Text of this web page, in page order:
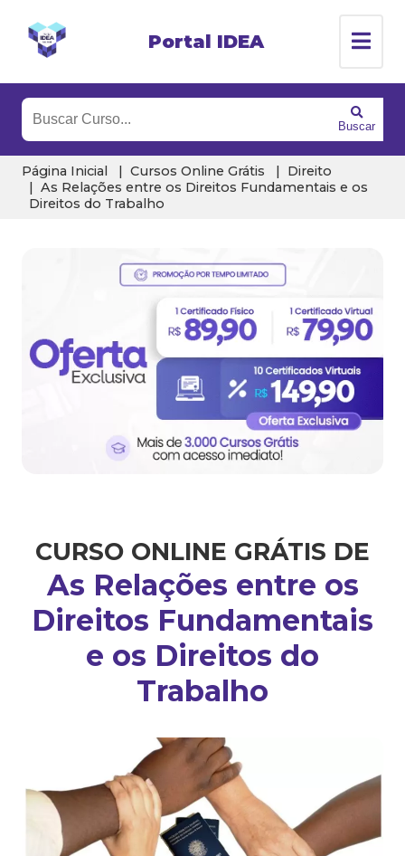
Portal IDEA
Buscar
Página Inicial Cursos Online Grátis
Direito
As Relações entre os Direitos Fundamentais e os
Direitos do Trabalho
CURSO ONLINE GRÁTIS DE
As Relações entre os
Direitos Fundamentais
e os Direitos do
Trabalho